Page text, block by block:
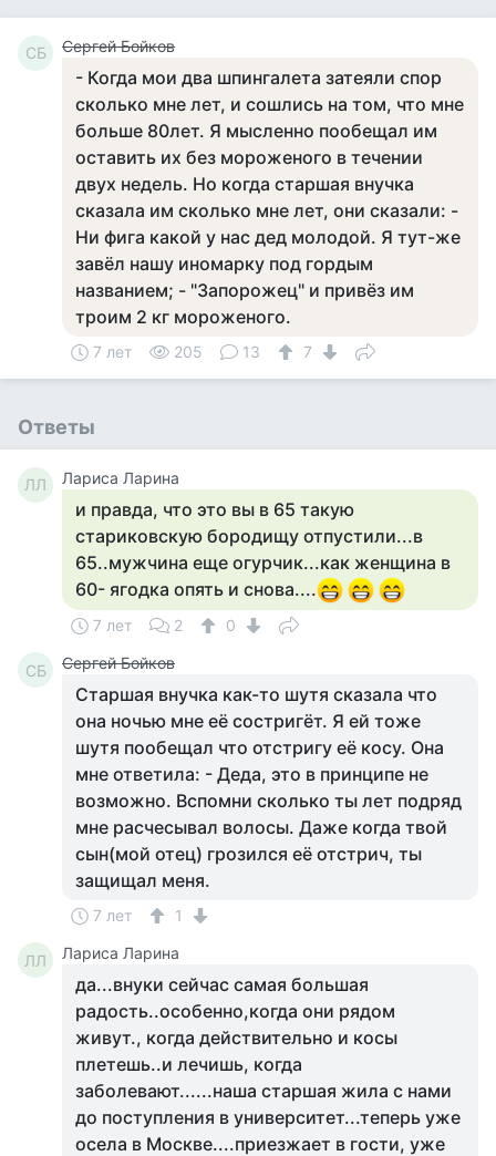
СБ Сергей Бойков
- Когда мои два шпингалета затеяли спор
сколько мне лет, и сошлись на том, что мне
больше 80лет. Я мысленно пообещал им
оставить их без мороженого в течении
двух недель. Но когда старшая внучка
сказала им сколько мне лет, они сказали: -
Ни фига какой у нас дед молодой. Я тут-же
завёл нашу иномарку под гордым
названием; - "Запорожец" и привёз им
троим 2 кг мороженого.
7 лет 205 13 7
Ответы
ЛЛ Лариса Ларина
и правда, что это вы в 65 такую
стариковскую бородищу отпустили...в
65..мужчина еще огурчик...как женщина в
60- ягодка опять и снова....
7 лет 2 0
СБ Сергей Бойков
Старшая внучка как-то шутя сказала что
она ночью мне её состригёт. Я ей тоже
шутя пообещал что отстригу её косу. Она
мне ответила: - Деда, это в принципе не
возможно. Вспомни сколько ты лет подряд
мне расчесывал волосы. Даже когда твой
сын(мой отец) грозился её отстрич, ты
защищал меня.
7 лет 1
ЛЛ Лариса Ларина
да...внуки сейчас самая большая
радость..особенно,когда они рядом
живут., когда действительно и косы
плетешь..и лечишь, когда
заболевают......наша старшая жила с нами
до поступления в университет...теперь уже
осела в Москве....приезжает в гости, уже